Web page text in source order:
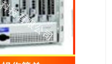
思博伦TestCenter
思博伦Spirent SPT-9000A